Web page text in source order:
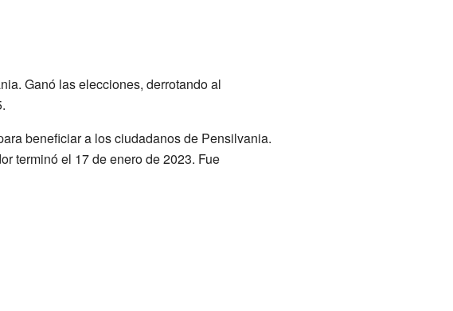
Ganó las elecciones, derrotando al
beneficiar a los ciudadanos de Pensilvania.
terminó el 17 de enero de 2023. Fue